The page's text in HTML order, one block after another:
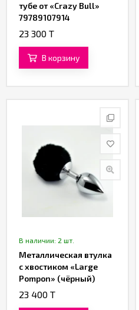
тубе от «Crazy Bull»
79789107914
23 300 T
В корзину
В наличии: 2 шт.
Металлическая втулка
с хвостиком «Large
Pompon» (чёрный)
23 400 T